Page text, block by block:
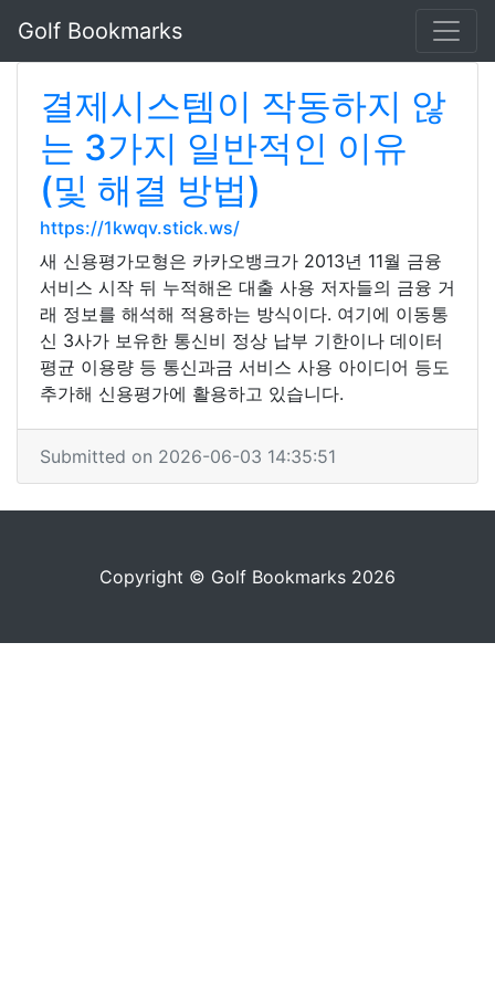
Golf Bookmarks
결제시스템이 작동하지 않
는 3가지 일반적인 이유
(및 해결 방법)
https://1kwqv.stick.ws/
새 신용평가모형은 카카오뱅크가 2013년 11월 금융
서비스 시작 뒤 누적해온 대출 사용 저자들의 금융 거
래 정보를 해석해 적용하는 방식이다. 여기에 이동통
신 3사가 보유한 통신비 정상 납부 기한이나 데이터
평균 이용량 등 통신과금 서비스 사용 아이디어 등도
추가해 신용평가에 활용하고 있습니다.
Submitted on 2026-06-03 14:35:51
Copyright © Golf Bookmarks 2026